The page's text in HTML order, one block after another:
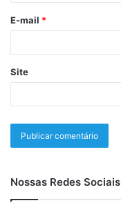
E-mail *
Site
Nossas Redes Sociais